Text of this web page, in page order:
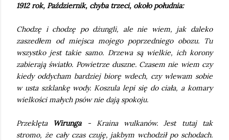
1912 rok, Październik, chyba trzeci, około południa:
Chodzę i chodzę po dżungli, ale nie wiem, jak daleko
zaszedłem od miejsca mojego poprzedniego obozu. Tu
wszystko jest takie samo. Drzewa są wielkie, ich korony
zabierają światło. Powietrze duszne. Czasem nie wiem czy
kiedy oddycham bardziej biorę wdech, czy wlewam sobie
w usta szklankę wody. Koszula lepi się do ciała, a komary
wielkości małych psów nie dają spokoju.
Przeklęta Wirunga- Kraina wulkanów. Jest tutaj tak
stromo, że cały czas czuję, jakbym wchodził po schodach.